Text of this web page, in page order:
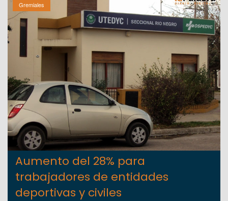
Gremiales
Aumento del 28% para
trabajadores de entidades
deportivas y civiles